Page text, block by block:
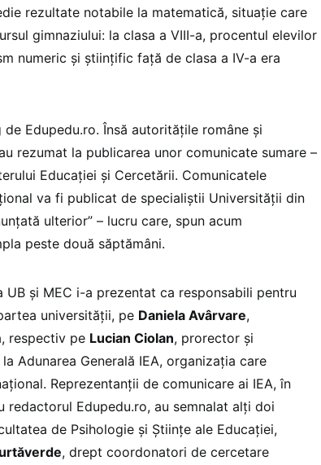
rezultate notabile la matematică, situație care
gimnaziului: la clasa a VIII-a, procentul elevilor
numeric și științific față de clasa a IV-a era
Edupedu.ro. Însă autoritățile române și
rezumat la publicarea unor comunicate sumare –
Educației și Cercetării. Comunicatele
va fi publicat de specialiștii Universității din
ulterior” – lucru care, spun acum
peste două săptămâni.
UB și MEC i-a prezentat ca responsabili pentru
universității, pe Daniela Avârvare,
respectiv pe Lucian Ciolan, prorector și
Adunarea Generală IEA, organizația care
Reprezentanții de comunicare ai IEA, în
redactorul Edupedu.ro, au semnalat alți doi
de Psihologie și Științe ale Educației,
, drept coordonatori de cercetare